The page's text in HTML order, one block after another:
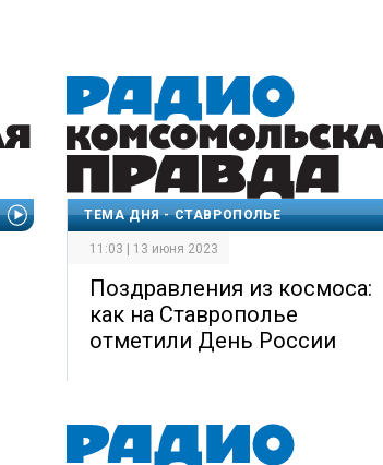
ТЕМА ДНЯ - СТАВРОПОЛЬЕ
11:03 | 13 июня 2023
Поздравления из космоса:
как на Ставрополье
отметили День России